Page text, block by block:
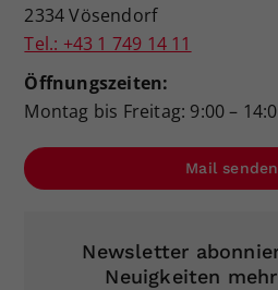
2334 Vösendorf
Tel.: +43 1 749 14 11
Öffnungszeiten:
Montag bis Freitag: 9:00 –
Mail senden
Newsletter
Neuigkeiten